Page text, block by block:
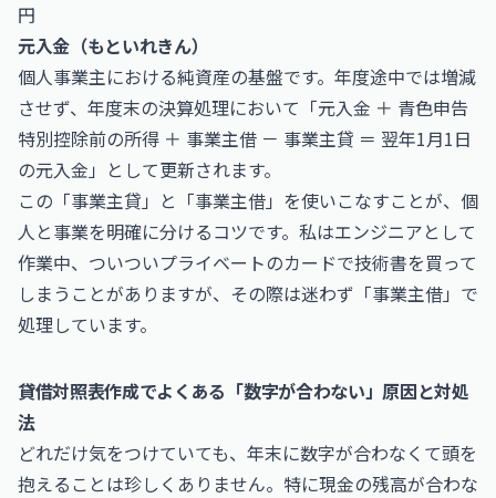
円
元入金（もといれきん）
個人事業主における純資産の基盤です。年度途中では増減
させず、年度末の決算処理において「元入金 ＋ 青色申告
特別控除前の所得 ＋ 事業主借 － 事業主貸 ＝ 翌年1月1日
の元入金」として更新されます。
この「事業主貸」と「事業主借」を使いこなすことが、個
人と事業を明確に分けるコツです。私はエンジニアとして
作業中、ついついプライベートのカードで技術書を買って
しまうことがありますが、その際は迷わず「事業主借」で
処理しています。
貸借対照表作成でよくある「数字が合わない」原因と対処
法
どれだけ気をつけていても、年末に数字が合わなくて頭を
抱えることは珍しくありません。特に現金の残高が合わな